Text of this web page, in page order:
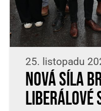
25. listopadu
Nová síla
Liberálové